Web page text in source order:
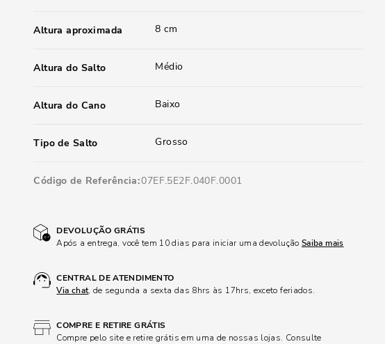
Altura aproximada 8 cm
Altura do Salto Médio
Altura do Cano Baixo
Tipo de Salto Grosso
Código de Referência 07EF.5E2F.040F.0001
DEVOLUÇÃO GRÁTIS
Após a entrega, você tem 10 dias para iniciar uma devolução Saiba mais
CENTRAL DE ATENDIMENTO
Via chat, de segunda a sexta das 8hrs às 17hrs, exceto feriados.
COMPRE E RETIRE GRÁTIS
Compre pelo site e retire grátis em uma de nossas lojas. Consulte